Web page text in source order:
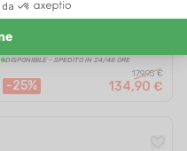
LEATHERMAN
STRUMENTO MULTIFUNZIONE
SCATOLA
DISPONIBILE - SPEDITO IN 24/48 ORE
-25%
179,95 €
134,90 €